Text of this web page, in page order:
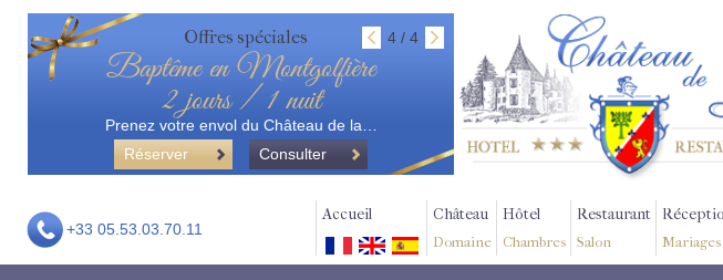
Offres spéciales 4 / 4
Baptême en Montgolfière
2 jours / 1 nuit
Prenez votre envol du Château de la…
Réserver
Consulter
+33 05.53.03.70.11
Accueil Château
Domaine
Hôtel
Chambres
Restaurant
Salon Mariages